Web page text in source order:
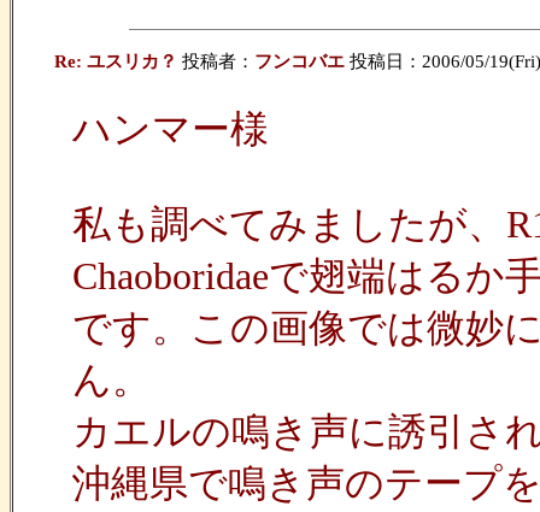
Re: ユスリカ？ 投稿者： フンコバエ 投稿日：2006/05/
ハンマー様
私も調べてみましたが、
Chaoboridaeで翅端はるか
です。この画像では微妙
ん。
カエルの鳴き声に誘引さ
沖縄県で鳴き声のテープ